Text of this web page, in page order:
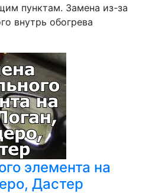
пунктам. Замена из-за
внутрь обогрева
элемента на
Дастер